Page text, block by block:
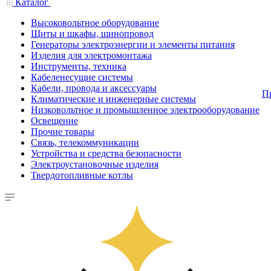
Каталог
Высоковольтное оборудование
Щиты и шкафы, шинопровод
Генераторы электроэнергии и элементы питания
Изделия для электромонтажа
Инструменты, техника
Кабеленесущие системы
Кабели, провода и аксессуары
Климатические и инженерные системы
Низковольтное и промышленное электрооборудование
Освещение
Прочие товары
Связь, телекоммуникации
Устройства и средства безопасности
Электроустановочные изделия
Твердотопливные котлы